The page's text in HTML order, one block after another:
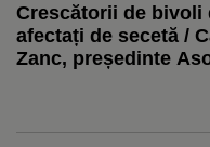
Crescătorii de bivoli
afectați de secetă /
Zanc, președinte